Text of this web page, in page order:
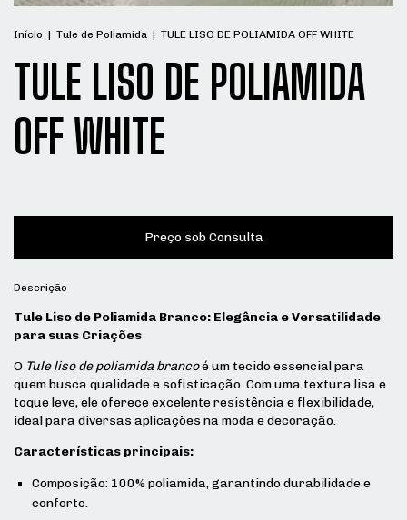
Início | Tule de Poliamida | TULE LISO DE POLIAMIDA OFF WHITE
TULE LISO DE POLIAMIDA
OFF WHITE
Descrição
Tule Liso de Poliamida Branco: Elegância e Versatilidade
para suas Criações
O Tule liso de poliamida brancoé um tecido essencial para
quem busca qualidade e sofisticação. Com uma textura lisa e
toque leve, ele oferece excelente resistência e flexibilidade,
ideal para diversas aplicações na moda e decoração.
Características principais:
Composição: 100% poliamida, garantindo durabilidade e
conforto.